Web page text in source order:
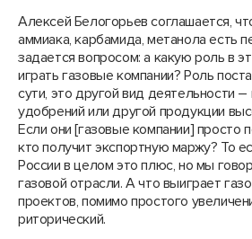
Алексей Белогорьев соглашается,
аммиака, карбамида, метанола есть
задается вопросом: а какую роль в
играть газовые компании? Роль
сути, это другой вид деятельности
удобрений или другой продукции
Если они [газовые компании] просто
кто получит экспортную маржу? То
России в целом это плюс, но мы
газовой отрасли. А что выиграет
проектов, помимо простого
риторический.